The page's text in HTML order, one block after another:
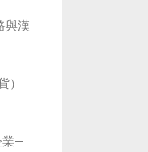
與漢
）
業—